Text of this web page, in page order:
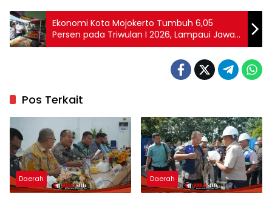
Ekonomi Kota Mojokerto Tumbuh 6,05
Persen pada Triwulan I 2026, Lampaui Jawa
Timur dan Nasional
Pos Terkait
Daerah Daerah